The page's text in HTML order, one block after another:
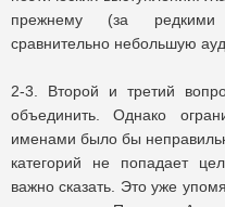
прежнему (за редкими
сравнительно небольшую
2-3. Второй и третий
объединить. Однако
именами было бы
категорий не попадает
важно сказать. Это уже